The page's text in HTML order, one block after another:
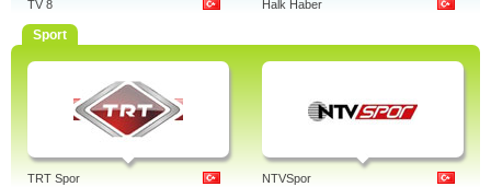
TV 8 Halk Haber
Sport
TRT Spor NTVSpor